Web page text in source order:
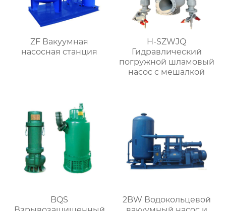
ZF Вакуумная
насосная станция
H-SZWJQ
Гидравлический
погружной шламовый
насос с мешалкой
BQS
2BW Водокольцевой